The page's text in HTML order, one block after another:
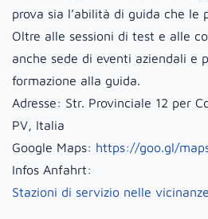
prova sia l’abilità di guida che le
Oltre alle sessioni di test e alle
anche sede di eventi aziendali e
formazione alla guida.
Adresse: Str. Provinciale 12 per
PV, Italia
Google Maps: https://goo.gl/
Infos Anfahrt:
Stazioni di servizio nelle vicinanze